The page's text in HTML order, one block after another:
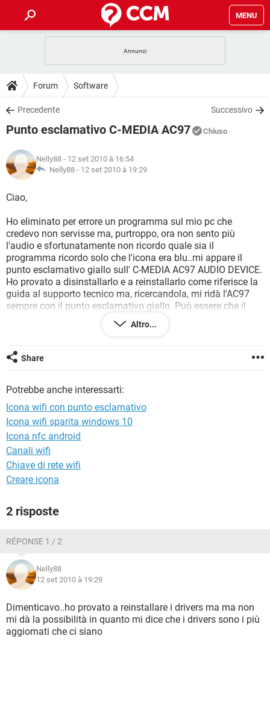
MENU
INTRATTENIMENTO
iOS
INSTAGRAM WHATSAPP
TIKTOK
HARDWARE
GUIDE
COVID-19
INSTAGRAM
TIKTOK
HARDWARE
DOWNLOAD
COVID-19 GAMING
INTRATTENIMENTO
iOS WINDOWS 10
INSTAGRAM
HARDWARE
COVID-19
INTRATTENIMENTO
iOS
INSTAGRAM WHATSAPP
TIKTOK FACEBOOK
HARDWARE
GLOSSARIO
COVID-19
iOS WINDOWS 10
WHATSAPP
TIKTOK FACEBOOK
HARDWARE
Forum Software
Precedente Successivo
Punto esclamativo C-MEDIA AC97 Chiuso
Nelly88 - 12 set 2010 à 16:54
Nelly88 - 12 set 2010 à 19:29
Ciao,
Ho eliminato per errore un programma sul mio pc che
credevo non servisse ma, purtroppo, ora non sento più
l'audio e sfortunatamente non ricordo quale sia il
programma ricordo solo che l'icona era blu..mi appare il
punto esclamativo giallo sull' C-MEDIA AC97 AUDIO DEVICE.
Ho provato a disinstallarlo e a reinstallarlo come riferisce la
guida al supporto tecnico ma, ricercandola, mi ridà l'AC97
sempre con il punto esclamativo giallo. Può essere che il
programma che ho eliminato abbia inibito l'audio?Che
programma può essere? Posso risolverlo reinstallandolo e
Grazie mille anticipatamente dell'aiuto
Altro...
Share
Potrebbe anche interessarti:
Icona wifi con punto esclamativo
Icona wifi sparita windows 10
Icona nfc android
Canali wifi
Chiave di rete wifi
Creare icona
2 risposte
RÉPONSE 1 / 2
Nelly88
12 set 2010 à 19:29
Dimenticavo..ho provato a reinstallare i drivers ma ma non
mi dà la possibilità in quanto mi dice che i drivers sono i più
aggiornati che ci siano